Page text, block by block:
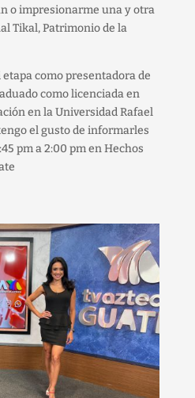
o impresionarme una y otra
Tikal, Patrimonio de la
como presentadora de
como licenciada en
en la Universidad Rafael
el gusto de informarles
pm a 2:00 pm en Hechos